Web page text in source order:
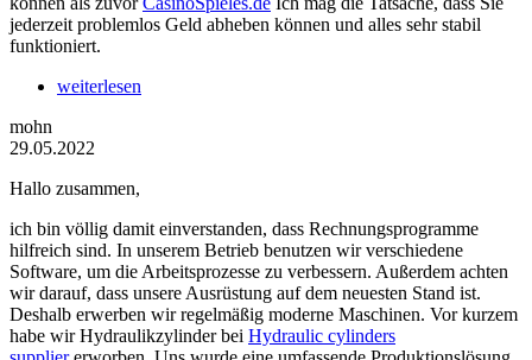
jederzeit problemlos Geld abheben können und alles sehr stabil
funktioniert.
weiterlesen
mohn
29.05.2022
Hallo zusammen,
ich bin völlig damit einverstanden, dass Rechnungsprogramme
hilfreich sind. In unserem Betrieb benutzen wir verschiedene
Software, um die Arbeitsprozesse zu verbessern. Außerdem achten
wir darauf, dass unsere Ausrüstung auf dem neuesten Stand ist.
Deshalb erwerben wir regelmäßig moderne Maschinen. Vor kurzem
habe wir Hydraulikzylinder bei Hydraulic cylinders